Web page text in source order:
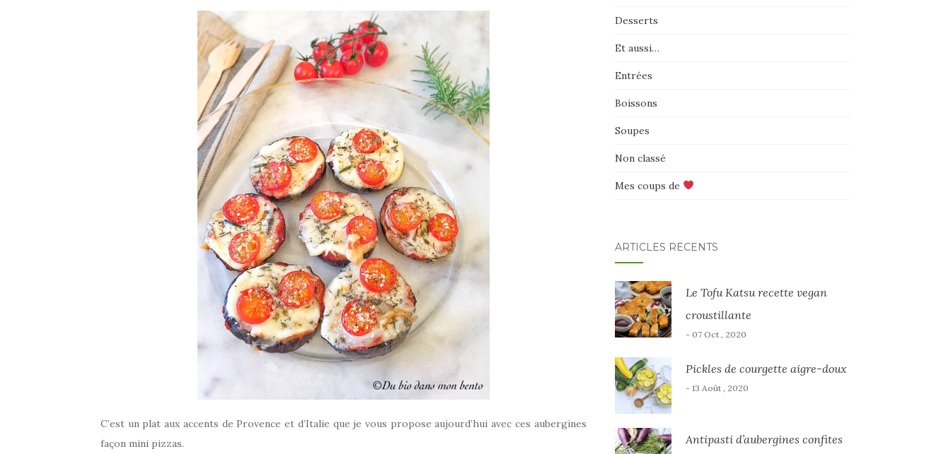
C’est un plat aux accents de Provence et d’Italie que je vous propose aujourd’hui avec ces aubergines
façon mini pizzas.
Desserts
Et aussi…
Entrées
Boissons
Soupes
Non classé
Mes coups de
ARTICLES RÉCENTS
Le Tofu Katsu recette vegan
croustillante
- 07 Oct , 2020
Pickles de courgette aigre-doux
- 13 Août , 2020
Antipasti d’aubergines confites